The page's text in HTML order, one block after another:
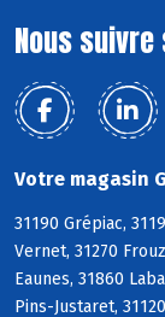
Nous
Votre magasin
31190 Grépiac,
Vernet, 31270
Eaunes, 31860
Pins-Justaret,